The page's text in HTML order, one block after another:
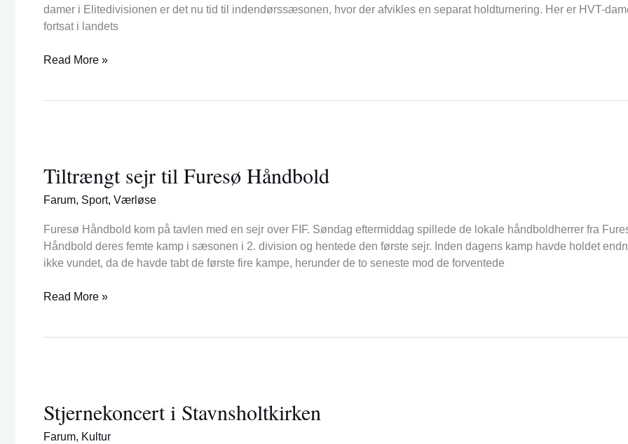
damer i Elitedivisionen er det nu tid til indendørssæsonen, hvor der afvikles en separat holdturnering. Her er HVT-
fortsat i landets
Read More »
Tiltrængt sejr til Furesø Håndbold
Farum, Sport, Værløse
Furesø Håndbold kom på tavlen med en sejr over FIF. Søndag eftermiddag spillede de lokale håndboldherrer fra
Håndbold deres femte kamp i sæsonen i 2. division og hentede den første sejr. Inden dagens kamp havde holdet
ikke vundet, da de havde tabt de første fire kampe, herunder de to seneste mod de forventede
til
Furesø
Håndbold
Read More »
Stjernekoncert i Stavnsholtkirken
Farum, Kultur
Stavnsholtkirken